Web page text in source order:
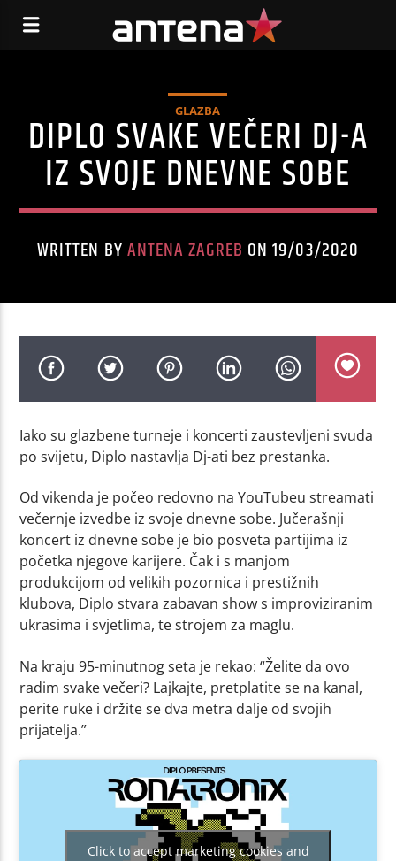
GLAZBA
DIPLO SVAKE VEČERI DJ-A
IZ SVOJE DNEVNE SOBE
WRITTEN BYANTENA ZAGREB ON 19/03/2020
Iako su glazbene turneje i koncerti zaustevljeni svuda
po svijetu, Diplo nastavlja Dj-ati bez prestanka.
Od vikenda je počeo redovno na YouTubeu streamati
večernje izvedbe iz svoje dnevne sobe. Jučerašnji
koncert iz dnevne sobe je bio posveta partijima iz
početka njegove karijere. Čak i s manjom
produkcijom od velikih pozornica i prestižnih
klubova, Diplo stvara zabavan show s improviziranim
ukrasima i svjetlima, te strojem za maglu.
Na kraju 95-minutnog seta je rekao: “Želite da ovo
radim svake večeri? Lajkajte, pretplatite se na kanal,
perite ruke i držite se dva metra dalje od svojih
prijatelja.”
Click to accept marketing cookies and